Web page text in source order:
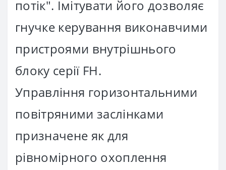
потік". Імітувати його дозволяє
гнучке керування виконавчими
пристроями внутрішнього
блоку серії FH.
Управління горизонтальними
повітряними заслінками
призначене як для
рівномірного охоплення